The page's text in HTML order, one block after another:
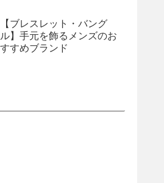
【ブレスレット・バング
ル】手元を飾るメンズのお
すすめブランド